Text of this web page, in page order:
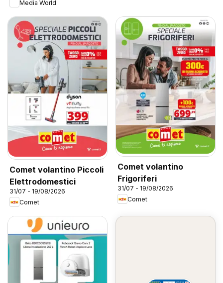
Media World
Comet volantino Piccoli
Elettrodomestici
31/07 - 19/08/2026
Comet
Comet volantino
Frigoriferi
31/07 - 19/08/2026
Comet